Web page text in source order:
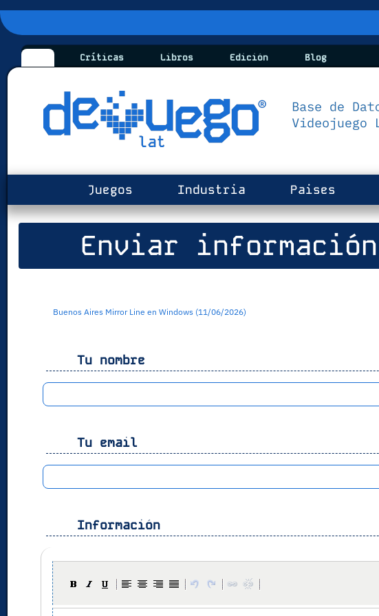
Críticas Libros Edición Blog
Juegos Industria Paises
Enviar información
Buenos Aires Mirror Line en Windows (11/06/2026)
Tu nombre
Tu email
Información